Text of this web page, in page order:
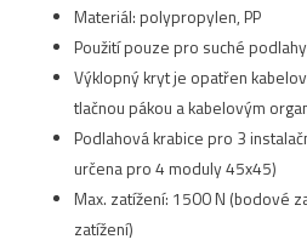
Materiál: polypropylen, PP
Použití pouze pro suché podlahy
Výklopný kryt je opatřen
tlačnou pákou a kabelovým
Podlahová krabice pro 3
určena pro 4 moduly 45x45)
Max. zatížení: 1500 N (bodové
zatížení)